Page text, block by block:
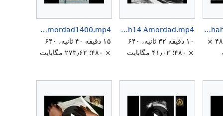
Roozjavid20esfandshahanshaharyamehr20esfand2581shahanshahi-1.mp4
۵ دقیقه ۴۵ ثانیه، ۴۸۰ ×
RoozMashruteh14 Amordad.mp4
۱۰ دقیقه ۳۲ ثانیه، ۶۴۰
× ۴۸۰؛ ۴۱٫۰۲ مگابایت
RoozMashruteh14Amordad2580ShahanshahiVSMashroueh14Amordad1400.mp4
۱۵ دقیقه ۴۰ ثانیه، ۶۴۰
× ۴۸۰؛ ۲۷۳٫۶۲ مگابایت